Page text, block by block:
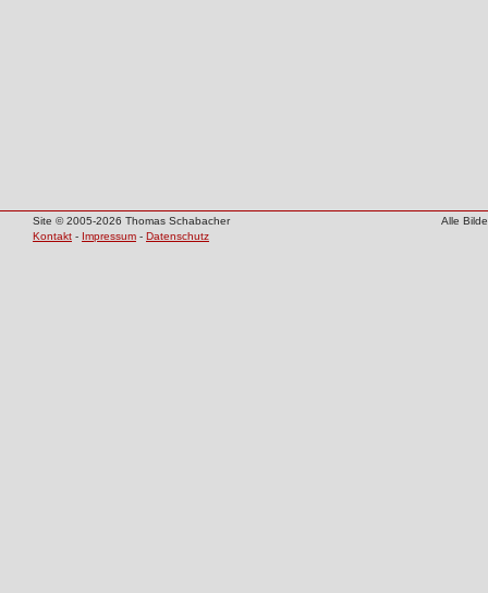
Site © 2005-2026 Thomas Schabacher
Alle
Kontakt - Impressum - Datenschutz